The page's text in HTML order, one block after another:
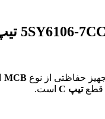
حفاظتی از نوع MCB
قطعتیپ C است.